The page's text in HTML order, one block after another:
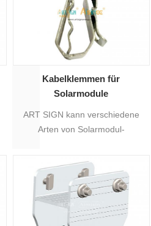
Kabelklemmen für
Solarmodule
ART SIGN kann verschiedene
Arten von Solarmodul-
Kabel, 3 PV-Kabel oder direkt
auf dem Aluminiumprofil.